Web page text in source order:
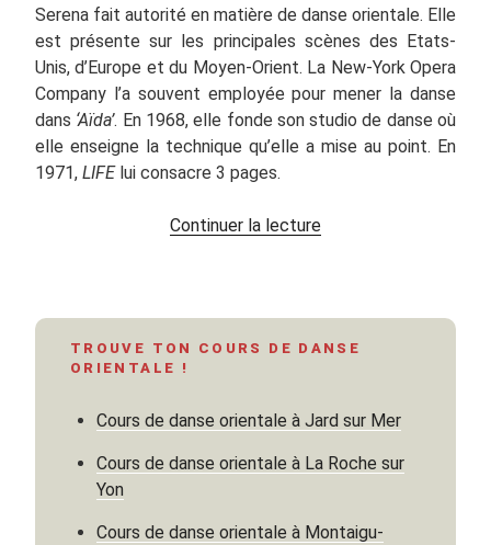
Serena fait autorité en matière de danse orientale. Elle
est présente sur les principales scènes des Etats-
Unis, d’Europe et du Moyen-Orient. La New-York Opera
Company l’a souvent employée pour mener la danse
dans ‘Aïda’. En 1968, elle fonde son studio de danse où
elle enseigne la technique qu’elle a mise au point. En
1971, LIFElui consacre 3 pages.
Continuer la lecturede
Serena
York »
TROUVE TON COURS DE DANSE
ORIENTALE !
Cours de danse orientale à Jard sur Mer
Cours de danse orientale à La Roche sur
Yon
Cours de danse orientale à Montaigu-